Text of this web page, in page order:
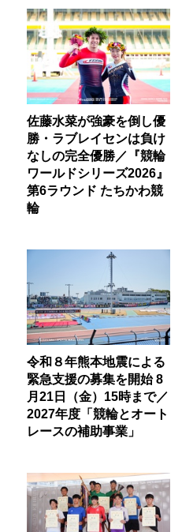
佐藤水菜が強豪を倒し優
勝・ラブレイセンは負け
なしの完全優勝／『競輪
ワールドシリーズ2026』
第6ラウンド たちかわ競
輪
令和８年熊本地震による
緊急支援の募集を開始 8
月21日（金）15時まで／
2027年度「競輪とオート
レースの補助事業」